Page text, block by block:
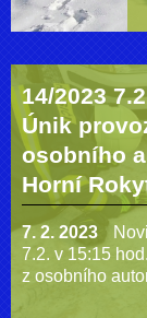
14/2023
Únik
osobního
Horní
7. 2. 2023
7.2. v 15:15
z osobního